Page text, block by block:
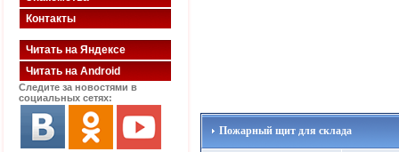
Контакты
Читать на Яндексе
Читать на Android
Следите за новостями в
социальных сетях:
Пожарный щит для склада